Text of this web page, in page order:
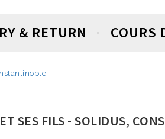
& RETURN COURS
SES FILS - SOLIDUS,